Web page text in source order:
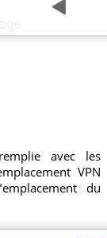
avec les
VPN
du